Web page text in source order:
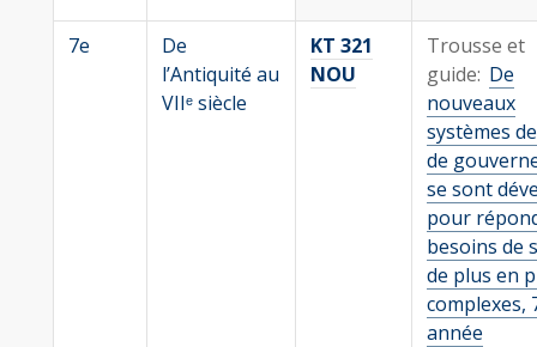
7e
De
l’Antiquité au
VIIᵉ siècle
KT 321
NOU
Trousse et
guide: De
nouveaux
systèmes
de
se sont
pour
besoins de
de plus en
complexes,
année